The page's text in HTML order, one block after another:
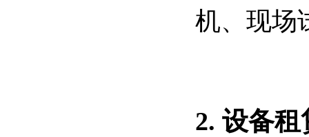
机、现场
2. 设备